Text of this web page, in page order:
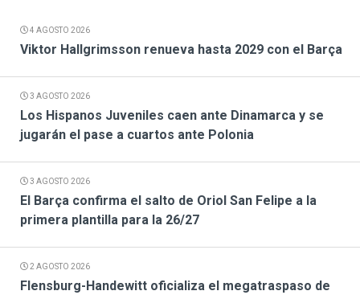
4 AGOSTO 2026
Viktor Hallgrimsson renueva hasta 2029 con el Barça
3 AGOSTO 2026
Los Hispanos Juveniles caen ante Dinamarca y se
jugarán el pase a cuartos ante Polonia
3 AGOSTO 2026
El Barça confirma el salto de Oriol San Felipe a la
primera plantilla para la 26/27
2 AGOSTO 2026
Flensburg-Handewitt oficializa el megatraspaso de